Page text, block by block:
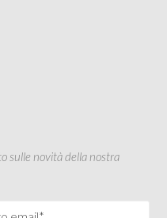
sulle novità della nostra